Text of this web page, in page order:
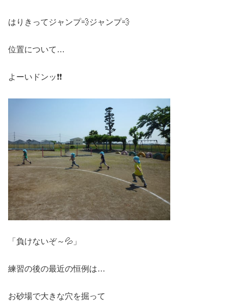
はりきってジャンプ💨ジャンプ💨
位置について…
よーいドンッ❗❗
「負けないぞ～💦」
練習の後の最近の恒例は…
お砂場で大きな穴を掘って